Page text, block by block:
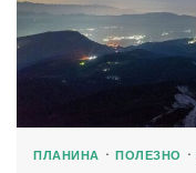
ПЛАНИНА ПОЛЕЗНО